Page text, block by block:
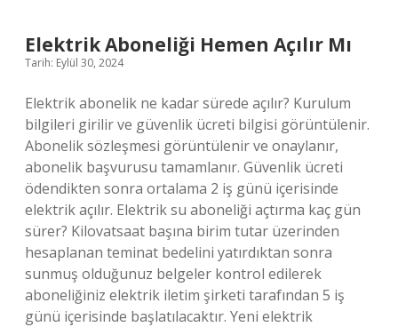
Elektrik Aboneliği Hemen Açılır Mı
Tarih: Eylül 30, 2024
Elektrik abonelik ne kadar sürede açılır? Kurulum
bilgileri girilir ve güvenlik ücreti bilgisi görüntülenir.
Abonelik sözleşmesi görüntülenir ve onaylanır,
abonelik başvurusu tamamlanır. Güvenlik ücreti
ödendikten sonra ortalama 2 iş günü içerisinde
elektrik açılır. Elektrik su aboneliği açtırma kaç gün
sürer? Kilovatsaat başına birim tutar üzerinden
hesaplanan teminat bedelini yatırdıktan sonra
sunmuş olduğunuz belgeler kontrol edilerek
aboneliğiniz elektrik iletim şirketi tarafından 5 iş
günü içerisinde başlatılacaktır. Yeni elektrik